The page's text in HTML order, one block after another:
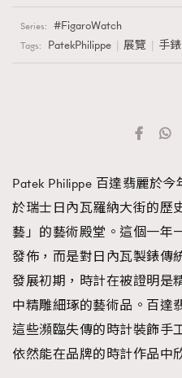
Series: FigaroWatch
Tags: PatekPhilippe 展覽 手錶
Patek Philippe 百達翡麗於
於瑞士日內瓦羅納大街的歷
藝」的藝術殿堂。這個一年
發佈，而是對日內瓦製錶傳
發展初期，時計在被證明是
中精雕細琢的藝術品。百達
這些瀕臨失傳的時計裝飾手
依然能在品牌的時計作品中